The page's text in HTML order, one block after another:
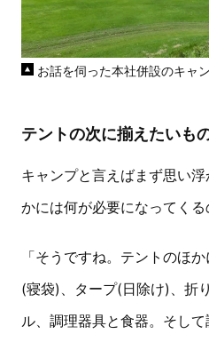
お話を伺った本社併設のキャ
テントの次に揃えたいも
キャンプと言えばまず思い
かには何が必要になってくる
「そうですね。テントのほ
(寝袋)、タープ(日除け)、折
ル、調理器具と食器。そし